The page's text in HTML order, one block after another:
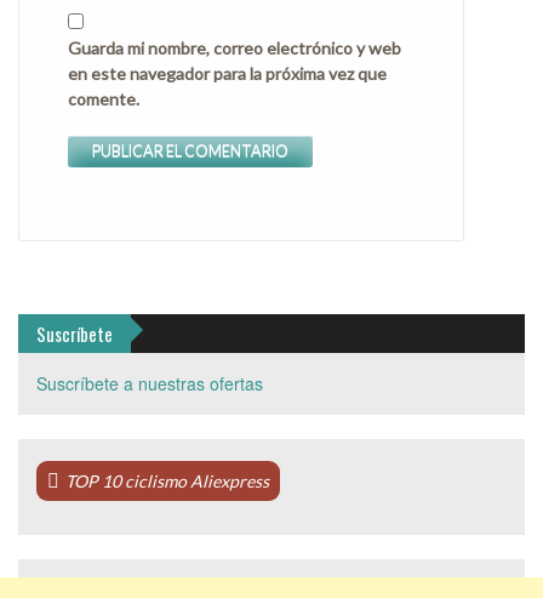
Guarda mi nombre, correo electrónico y web
en este navegador para la próxima vez que
comente.
Suscríbete
Suscríbete a nuestras ofertas
TOP 10 ciclismo Aliexpress